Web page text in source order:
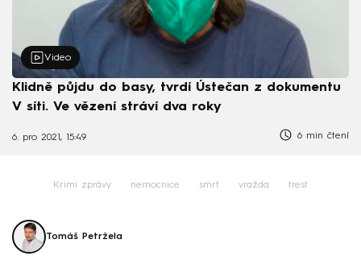
Video
Klidně půjdu do basy, tvrdí Ústečan z dokumentu
V síti. Ve vězení stráví dva roky
6. pro 2021, 15:49 6 min čtení
Krimi zprávy nemocnice smrt vražda trest
Tomáš Petržela